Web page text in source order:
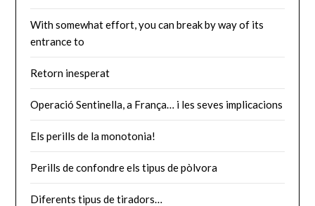
With somewhat effort, you can break by way of its
entrance to
Retorn inesperat
Operació Sentinella, a França… i les seves implicacions
Els perills de la monotonia!
Perills de confondre els tipus de pòlvora
Diferents tipus de tiradors…